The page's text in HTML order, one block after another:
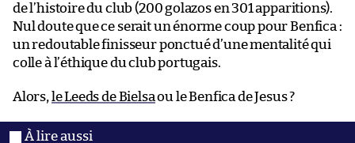
de l’histoire du club (200 golazos en 301 apparitions).
Nul doute que ce serait un énorme coup pour Benfica :
un redoutable finisseur ponctué d’une mentalité qui
colle à l’éthique du club portugais.
Alors, le Leeds de Bielsaou le Benfica de Jesus ?